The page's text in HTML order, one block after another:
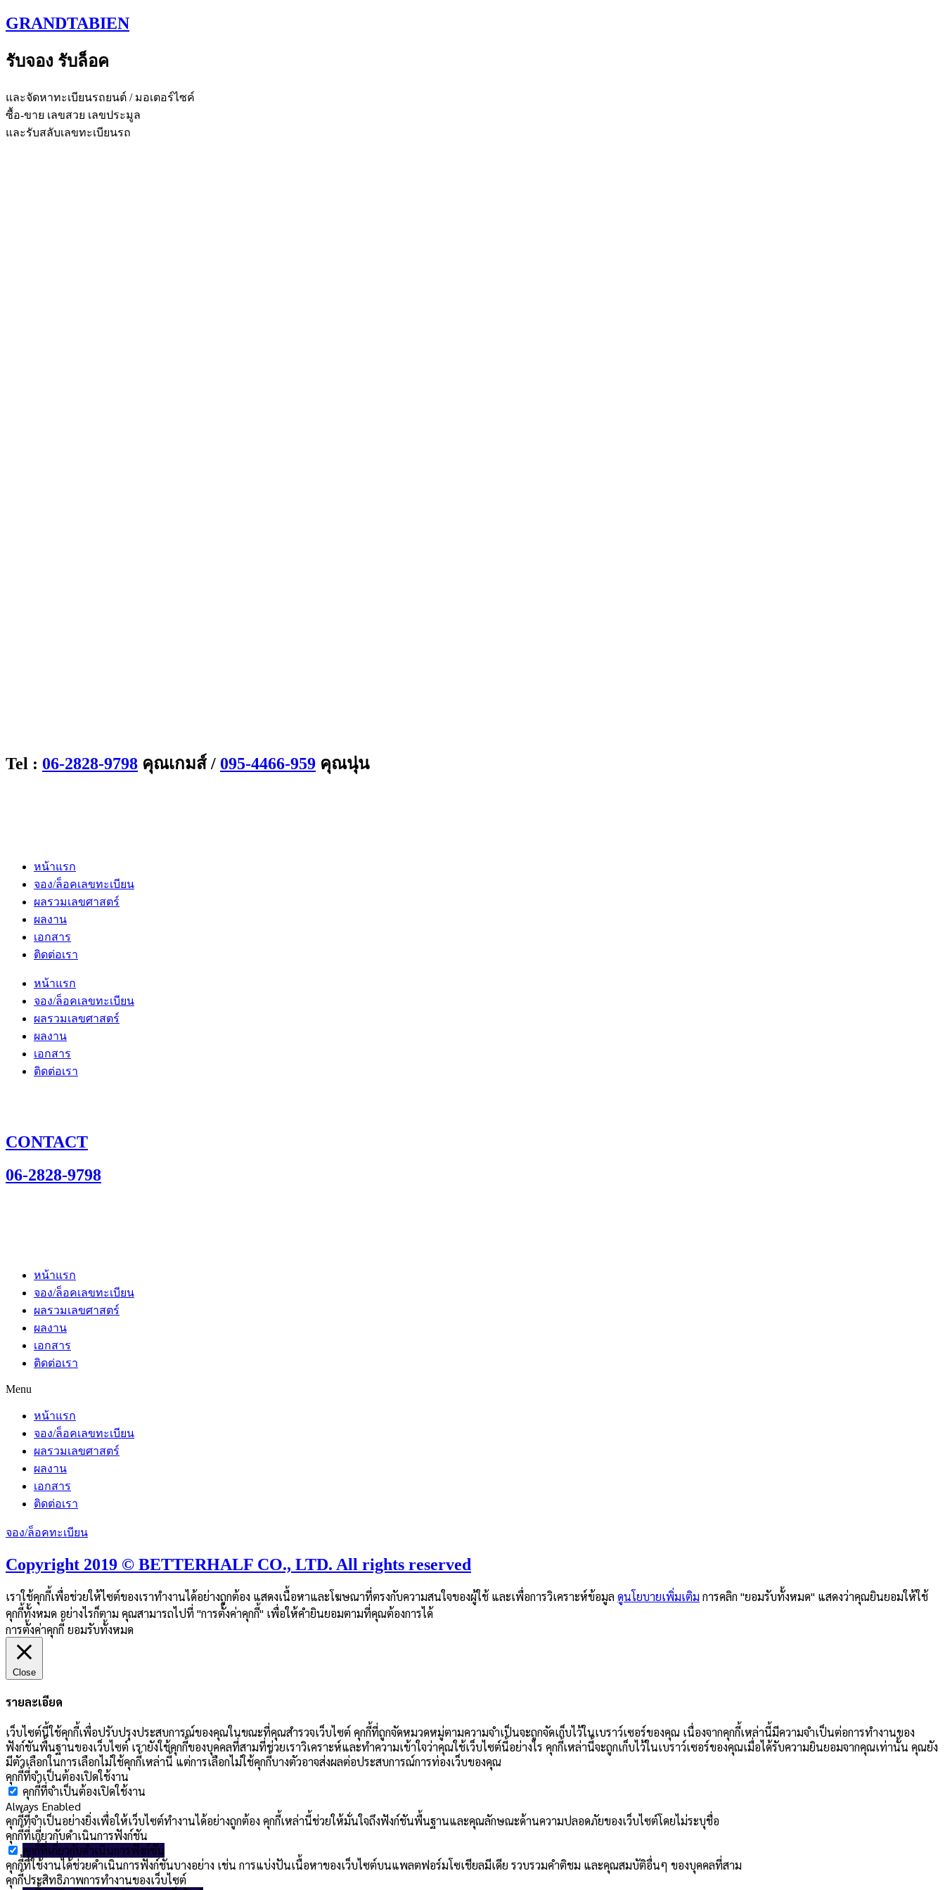
Skip
to
GRANDTABIEN
รับจอง รับล็อค
และจัดหาทะเบียนรถยนต์ / มอเตอร์ไซค์
ซื้อ-ขาย เลขสวย เลขประมูล
และรับสลับเลขทะเบียนรถ
Tel : 06-2828-9798 คุณเกมส์ / 095-4466-959 คุณนุ่น
หน้าแรก
จอง/ล็อคเลขทะเบียน
ผลรวมเลขศาสตร์
ผลงาน
เอกสาร
ติดต่อเรา
หน้าแรก
จอง/ล็อคเลขทะเบียน
ผลรวมเลขศาสตร์
ผลงาน
เอกสาร
ติดต่อเรา
CONTACT
06-2828-9798
หน้าแรก
จอง/ล็อคเลขทะเบียน
ผลรวมเลขศาสตร์
ผลงาน
เอกสาร
ติดต่อเรา
Menu
หน้าแรก
จอง/ล็อคเลขทะเบียน
ผลรวมเลขศาสตร์
ผลงาน
เอกสาร
ติดต่อเรา
จอง/ล็อคทะเบียน
Copyright 2019 © BETTERHALF CO., LTD. All rights reserved
เราใช้คุกกี้เพื่อช่วยให้ไซต์ของเราทำงานได้อย่างถูกต้อง แสดงเนื้อหาและโฆษณาที่ตรงกับความสนใจของผู้ใช้ และเพื่อการวิเคราะห์ข้อมูล ดูนโยบายเพิ่มเติม การคลิก "ยอมรับทั้งหมด" แสดงว่าคุณยินยอมให้ใช้
คุกกี้ทั้งหมด อย่างไรก็ตาม คุณสามารถไปที่ "การตั้งค่าคุกกี้" เพื่อให้คำยินยอมตามที่คุณต้องการได้
การตั้งค่าคุกกี้ ยอมรับทั้งหมด
Close
รายละเอียด
เว็บไซต์นี้ใช้คุกกี้เพื่อปรับปรุงประสบการณ์ของคุณในขณะที่คุณสำรวจเว็บไซต์ คุกกี้ที่ถูกจัดหมวดหมู่ตามความจำเป็นจะถูกจัดเก็บไว้ในเบราว์เซอร์ของคุณ เนื่องจากคุกกี้เหล่านี้มีความจำเป็นต่อการทำงานของ
ฟังก์ชันพื้นฐานของเว็บไซต์ เรายังใช้คุกกี้ของบุคคลที่สามที่ช่วยเราวิเคราะห์และทำความเข้าใจว่าคุณใช้เว็บไซต์นี้อย่างไร คุกกี้เหล่านี้จะถูกเก็บไว้ในเบราว์เซอร์ของคุณเมื่อได้รับความยินยอมจากคุณเท่านั้น คุณยัง
มีตัวเลือกในการเลือกไม่ใช้คุกกี้เหล่านี้ แต่การเลือกไม่ใช้คุกกี้บางตัวอาจส่งผลต่อประสบการณ์การท่องเว็บของคุณ
คุกกี้ที่จำเป็นต้องเปิดใช้งาน
คุกกี้ที่จำเป็นต้องเปิดใช้งาน
Always Enabled
คุกกี้ที่จำเป็นอย่างยิ่งเพื่อให้เว็บไซต์ทำงานได้อย่างถูกต้อง คุกกี้เหล่านี้ช่วยให้มั่นใจถึงฟังก์ชันพื้นฐานและคุณลักษณะด้านความปลอดภัยของเว็บไซต์โดยไม่ระบุชื่อ
คุกกี้ที่เกี่ยวกับดำเนินการฟังก์ชัน
คุกกี้ที่เกี่ยวกับดำเนินการฟังก์ชัน
คุกกี้ที่ใช้งานได้ช่วยดำเนินการฟังก์ชันบางอย่าง เช่น การแบ่งปันเนื้อหาของเว็บไซต์บนแพลตฟอร์มโซเชียลมีเดีย รวบรวมคำติชม และคุณสมบัติอื่นๆ ของบุคคลที่สาม
คุกกี้ประสิทธิภาพการทำงานของเว็บไซต์